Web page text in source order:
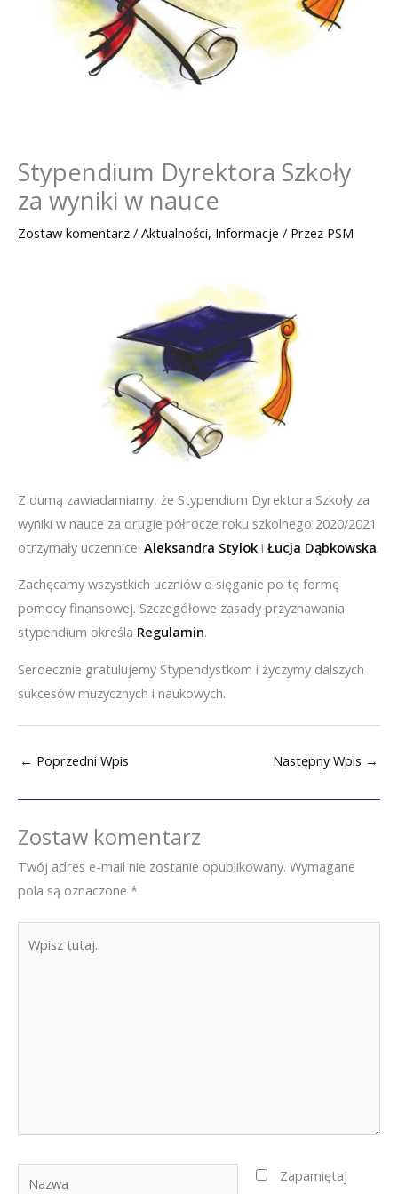
Stypendium Dyrektora Szkoły
za wyniki w nauce
Zostaw komentarz / Aktualności, Informacje / Przez PSM
Z dumą zawiadamiamy, że Stypendium Dyrektora Szkoły za
wyniki w nauce za drugie półrocze roku szkolnego 2020/2021
otrzymały uczennice: Aleksandra Stylok i Łucja Dąbkowska.
Zachęcamy wszystkich uczniów o sięganie po tę formę
pomocy finansowej. Szczegółowe zasady przyznawania
stypendium określa Regulamin.
Serdecznie gratulujemy Stypendystkom i życzymy dalszych
sukcesów muzycznych i naukowych.
← Poprzedni Wpis Następny Wpis →
Zostaw komentarz
Twój adres e-mail nie zostanie opublikowany. Wymagane
pola są oznaczone *
tutaj..
Zapamiętaj